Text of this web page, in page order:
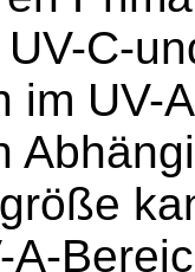
C-
im UV-
A-